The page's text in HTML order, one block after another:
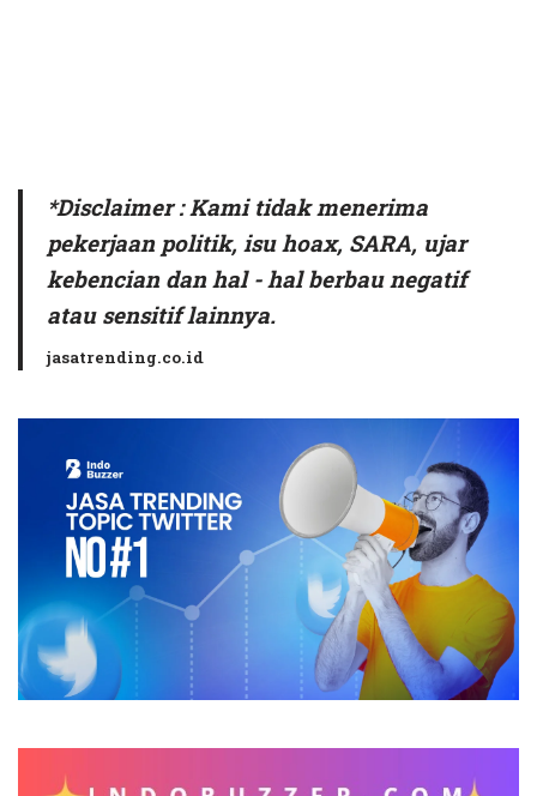
*Disclaimer : Kami tidak menerima
pekerjaan politik, isu hoax, SARA, ujar
kebencian dan hal - hal berbau negatif
atau sensitif lainnya.
jasatrending.co.id